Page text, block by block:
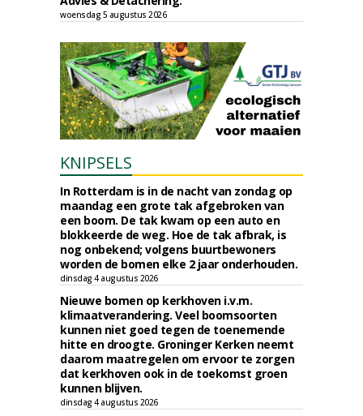
woensdag 5 augustus 2026
KNIPSELS
In Rotterdam is in de nacht van zondag op
maandag een grote tak afgebroken van
een boom. De tak kwam op een auto en
blokkeerde de weg. Hoe de tak afbrak, is
nog onbekend; volgens buurtbewoners
worden de bomen elke 2 jaar onderhouden.
dinsdag 4 augustus 2026
Nieuwe bomen op kerkhoven i.v.m.
klimaatverandering. Veel boomsoorten
kunnen niet goed tegen de toenemende
hitte en droogte. Groninger Kerken neemt
daarom maatregelen om ervoor te zorgen
dat kerkhoven ook in de toekomst groen
kunnen blijven.
dinsdag 4 augustus 2026